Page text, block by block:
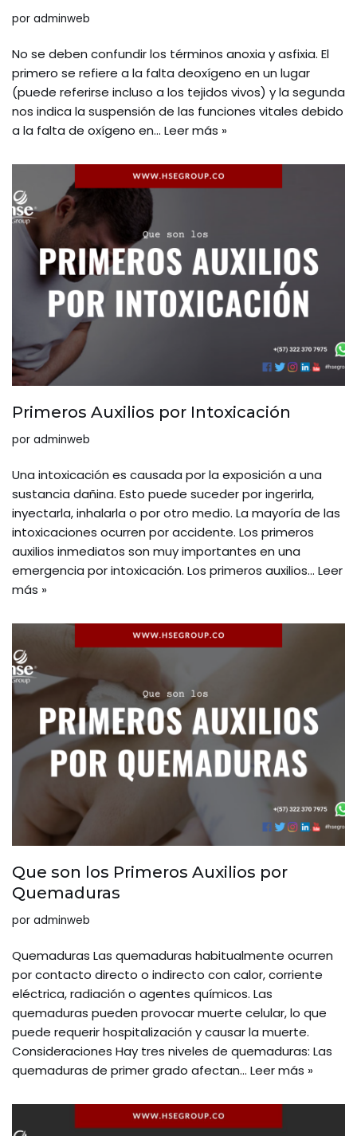
por adminweb
No se deben confundir los términos anoxia y asfixia. El
primero se refiere a la falta deoxígeno en un lugar
(puede referirse incluso a los tejidos vivos) y la segunda
nos indica la suspensión de las funciones vitales debido
a la falta de oxígeno en… Leer más »
Primeros Auxilios por Intoxicación
por adminweb
Una intoxicación es causada por la exposición a una
sustancia dañina. Esto puede suceder por ingerirla,
inyectarla, inhalarla o por otro medio. La mayoría de las
intoxicaciones ocurren por accidente. Los primeros
auxilios inmediatos son muy importantes en una
emergencia por intoxicación. Los primeros auxilios… Leer
más »
Que son los Primeros Auxilios por
Quemaduras
por adminweb
Quemaduras Las quemaduras habitualmente ocurren
por contacto directo o indirecto con calor, corriente
eléctrica, radiación o agentes químicos. Las
quemaduras pueden provocar muerte celular, lo que
puede requerir hospitalización y causar la muerte.
Consideraciones Hay tres niveles de quemaduras: Las
quemaduras de primer grado afectan… Leer más »